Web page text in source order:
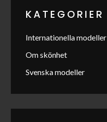
KATEGORIER
Internationella modeller
Om skönhet
Svenska modeller